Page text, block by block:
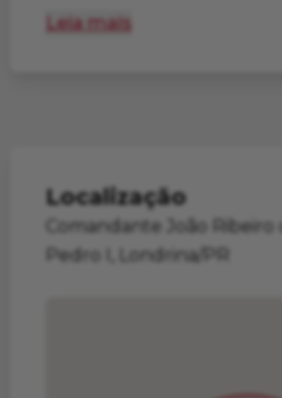
Leia mais
Localização
Comandante João Ribeiro
Pedro I, Londrina/PR